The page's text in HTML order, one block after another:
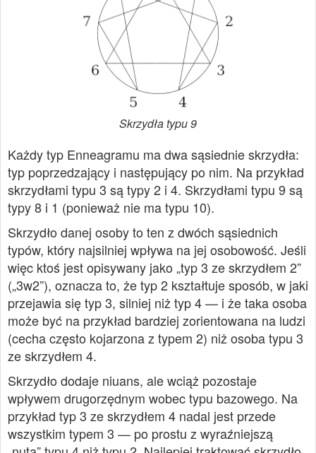
Skrzydła typu 9
Każdy typ Enneagramu ma dwa sąsiednie skrzydła:
typ poprzedzający i następujący po nim. Na przykład
skrzydłami typu 3 są typy 2 i 4. Skrzydłami typu 9 są
typy 8 i 1 (ponieważ nie ma typu 10).
Skrzydło danej osoby to ten z dwóch sąsiednich
typów, który najsilniej wpływa na jej osobowość. Jeśli
więc ktoś jest opisywany jako „typ 3 ze skrzydłem 2”
(„3w2”), oznacza to, że typ 2 kształtuje sposób, w jaki
przejawia się typ 3, silniej niż typ 4 — i że taka osoba
może być na przykład bardziej zorientowana na ludzi
(cecha często kojarzona z typem 2) niż osoba typu 3
ze skrzydłem 4.
Skrzydło dodaje niuans, ale wciąż pozostaje
wpływem drugorzędnym wobec typu bazowego. Na
przykład typ 3 ze skrzydłem 4 nadal jest przede
wszystkim typem 3 — po prostu z wyraźniejszą